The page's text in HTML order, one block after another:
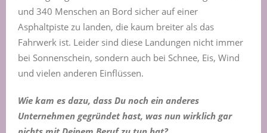
und 340 Menschen an Bord sicher auf einer
Asphaltpiste zu landen, die kaum breiter als das
Fahrwerk ist. Leider sind diese Landungen nicht immer
bei Sonnenschein, sondern auch bei Schnee, Eis, Wind
und vielen anderen Einflüssen.
Wie kam es dazu, dass Du noch ein anderes
Unternehmen gegründet hast, was nun wirklich gar